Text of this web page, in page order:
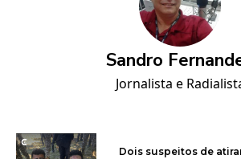
Sandro
Jornalista e
Dois suspeitos de